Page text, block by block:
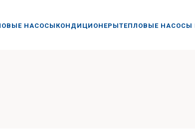
НАСОСЫ КОНДИЦИОНЕРЫТЕПЛОВЫЕ НАСОСЫ